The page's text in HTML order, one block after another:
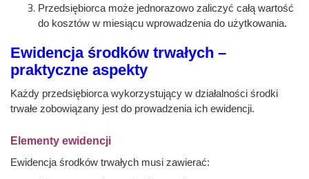
Przedsiębiorca może jednorazowo zaliczyć całą wartość
do kosztów w miesiącu wprowadzenia do użytkowania.
Ewidencja środków trwałych –
praktyczne aspekty
Każdy przedsiębiorca wykorzystujący w działalności środki
trwałe zobowiązany jest do prowadzenia ich ewidencji.
Elementy ewidencji
Ewidencja środków trwałych musi zawierać: